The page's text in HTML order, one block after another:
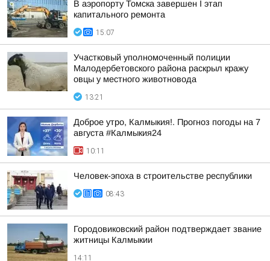
В аэропорту Томска завершен I этап
капитального ремонта
15:07
Участковый уполномоченный полиции
Малодербетовского района раскрыл кражу
овцы у местного животновода
13:21
Доброе утро, Калмыкия!. Прогноз погоды на 7
августа #Калмыкия24
10:11
Человек-эпоха в строительстве республики
08:43
Городовиковский район подтверждает звание
житницы Калмыкии
14:11